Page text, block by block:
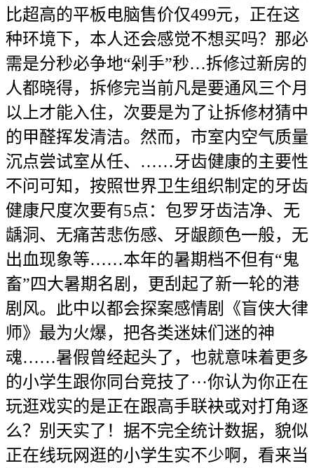
比超高的平板电脑售价仅499元，正在这
种环境下，本人还会感觉不想买吗？那必
需是分秒必争地“剁手”秒…拆修过新房的
人都晓得，拆修完当前凡是要通风三个月
以上才能入住，次要是为了让拆修材猜中
的甲醛挥发清洁。然而，市室内空气质量
沉点尝试室从任、……牙齿健康的主要性
不问可知，按照世界卫生组织制定的牙齿
健康尺度次要有5点：包罗牙齿洁净、无
龋洞、无痛苦悲伤感、牙龈颜色一般，无
出血现象等……本年的暑期档不但有“鬼
畜”四大暑期名剧，更刮起了新一轮的港
剧风。此中以都会探案感情剧《盲侠大律
师》最为火爆，把各类迷妹们迷的神
魂……暑假曾经起头了，也就意味着更多
的小学生跟你同台竞技了···你认为你正在
玩逛戏实的是正在跟高手联袂或对打角逐
么？别天实了！据不完全统计数据，貌似
正在线玩网逛的小学生实不少啊，看来当